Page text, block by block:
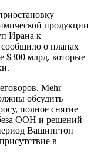
продукции
Ирана к
о планах
$300 млрд, которые
Mehr
обсудить
полное снятие
ООН и решений
Вашингтон
в